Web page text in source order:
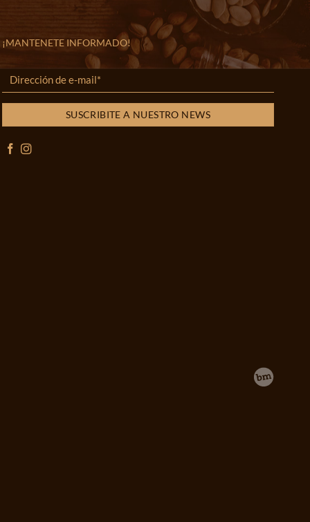
¡MANTENETE INFORMADO!